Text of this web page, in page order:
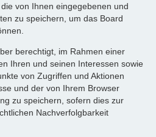
von Ihnen eingegebenen und
zu speichern, um das Board
berechtigt, im Rahmen einer
Ihren und seinen Interessen sowie
von Zugriffen und Aktionen
und der von Ihrem Browser
zu speichern, sofern dies zur
Nachverfolgbarkeit